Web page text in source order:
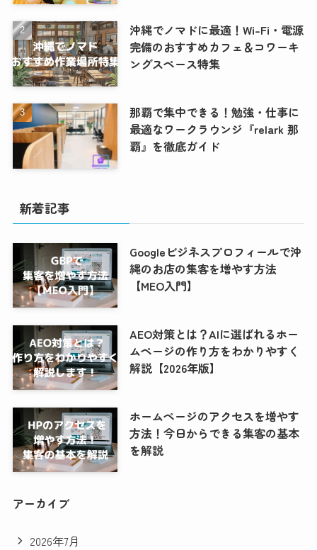
沖縄でノマドに最適！Wi-Fi・電源
完備のおすすめカフェ＆コワーキ
ングスペース特集
那覇で集中できる！勉強・仕事に
最適なワークラウンジ『relark 那
覇』を徹底ガイド
新着記事
Googleビジネスプロフィールで沖
縄のお店の集客を増やす方法
【MEO入門】
AEO対策とは？AIに選ばれるホー
ムページの作り方をわかりやすく
解説【2026年版】
ホームページのアクセスを増やす
方法！今日からできる集客の基本
を解説
アーカイブ
2026年7月